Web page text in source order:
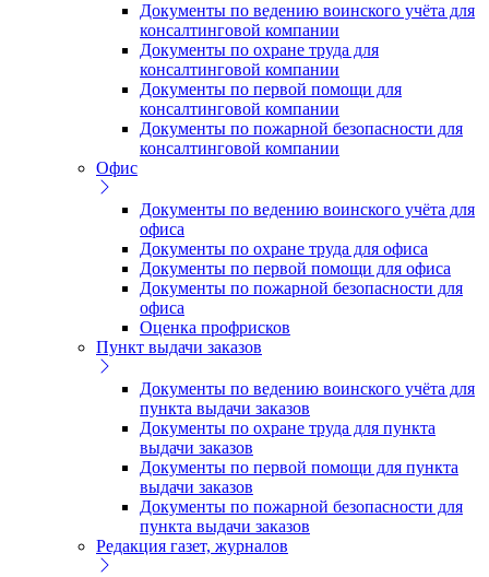
Документы по ведению воинского учёта для
консалтинговой компании
Документы по охране труда для
консалтинговой компании
Документы по первой помощи для
консалтинговой компании
Документы по пожарной безопасности для
консалтинговой компании
Офис
Документы по ведению воинского учёта для
офиса
Документы по охране труда для офиса
Документы по первой помощи для офиса
Документы по пожарной безопасности для
офиса
Оценка профрисков
Пункт выдачи заказов
Документы по ведению воинского учёта для
пункта выдачи заказов
Документы по охране труда для пункта
выдачи заказов
Документы по первой помощи для пункта
выдачи заказов
Документы по пожарной безопасности для
пункта выдачи заказов
Редакция газет, журналов